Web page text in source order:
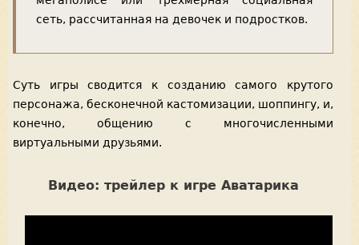
сеть, рассчитанная на девочек и подростков.
Суть игры сводится к созданию самого крутого
персонажа, бесконечной кастомизации, шоппингу, и,
конечно, общению с многочисленными
виртуальными друзьями.
Видео: трейлер к игре Аватарика